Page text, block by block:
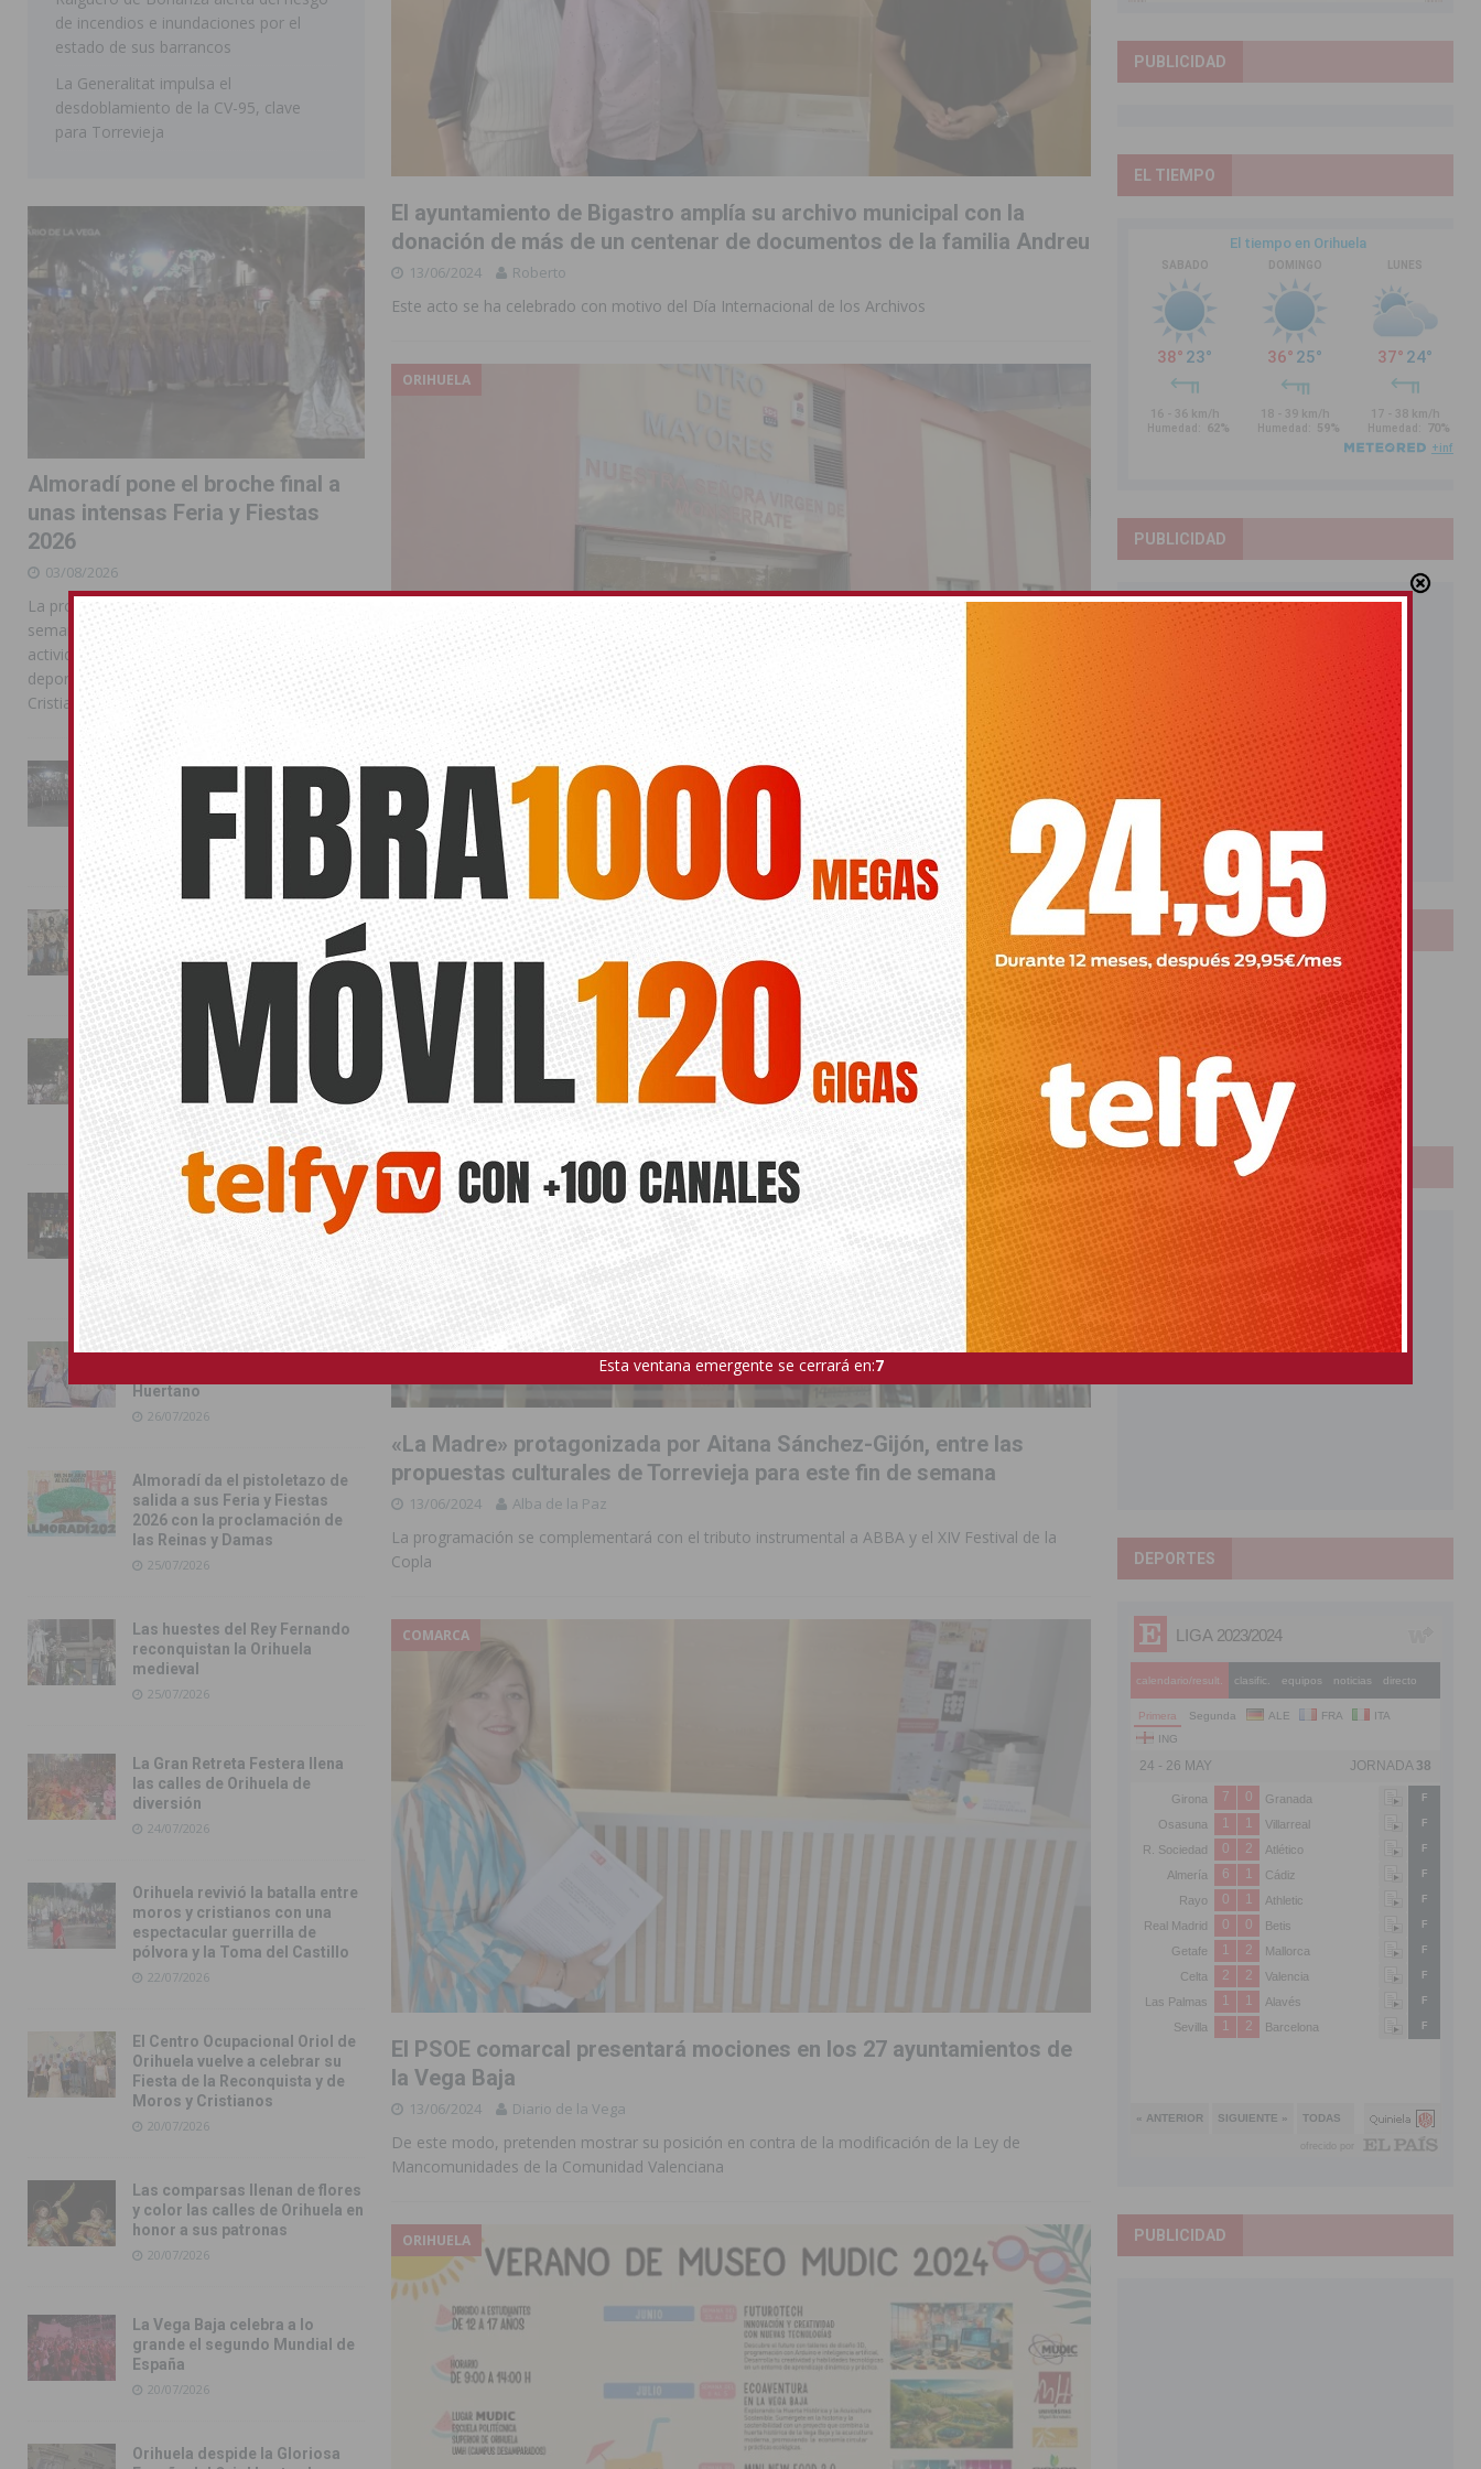
El ayuntamiento de Bigastro amplía su archivo municipal con la
donación de más de un centenar de documentos de la familia Andreu
13/06/2024 Roberto
Este acto se ha celebrado con motivo del Día Internacional de los Archivos
ORIHUELA
Sale a licitación el servicio de peluquería del Centro de Mayores
«Virgen de Monserrate»
13/06/2024 Diario de la Vega
La edil de Bienestar Social asegura que «era prioritaria la regularización de la situación
administrativa de la concesión, después de tantos años»
TORREVIEJA
«La Madre» protagonizada por Aitana Sánchez-Gijón, entre las
propuestas culturales de Torrevieja para este fin de semana
13/06/2024 Alba de la Paz
La programación se complementará con el tributo instrumental a ABBA y el XIV Festival de la
Copla
COMARCA
El PSOE comarcal presentará mociones en los 27 ayuntamientos de
la Vega Baja
13/06/2024 Diario de la Vega
De este modo, pretenden mostrar su posición en contra de la modificación de la Ley de
Mancomunidades de la Comunidad Valenciana
ORIHUELA
de incendios e inundaciones por el
estado de sus barrancos
La Generalitat impulsa el
desdoblamiento de la CV-95, clave
para Torrevieja
Almoradí pone el broche final a
unas intensas Feria y Fiestas
2026
03/08/2026
La programación reunió durante más de una
semana actos institucionales, conciertos,
actividades familiares, competiciones
deportivas y las celebraciones de Moros y
Cristianos
La Entrada Cristiana llena de
esplendor las calles de
Almoradí en una multitudinaria
jornada festera
02/08/2026
La magia de la Entrada Mora
conquista las calles de
Almoradí
01/08/2026
La fiesta se adueña de
Almoradí con la presentación
de los cargos festeros y la
toma del castillo
31/07/2026
Pilar de la Horadada
conmemora con emoción el
40º aniversario de su
independencia como municipio
31/07/2026
Almoradí presume de raíces
Huertano
26/07/2026
Almoradí da el pistoletazo de
salida a sus Feria y Fiestas
2026 con la proclamación de
las Reinas y Damas
25/07/2026
Las huestes del Rey Fernando
reconquistan la Orihuela
medieval
25/07/2026
La Gran Retreta Festera llena
las calles de Orihuela de
diversión
24/07/2026
Orihuela revivió la batalla entre
moros y cristianos con una
espectacular guerrilla de
pólvora y la Toma del Castillo
22/07/2026
El Centro Ocupacional Oriol de
Orihuela vuelve a celebrar su
Fiesta de la Reconquista y de
Moros y Cristianos
20/07/2026
Las comparsas llenan de flores
y color las calles de Orihuela en
honor a sus patronas
20/07/2026
La Vega Baja celebra a lo
grande el segundo Mundial de
España
20/07/2026
Orihuela despide la Gloriosa
PUBLICIDAD
EL TIEMPO
PUBLICIDAD
LOTERIAS
Bonoloto
Primitiva
El Gordo
Euromillones
Loteria
Once
PUBLICIDAD
DEPORTES
PUBLICIDAD
Esta ventana emergente se cerrará en:5